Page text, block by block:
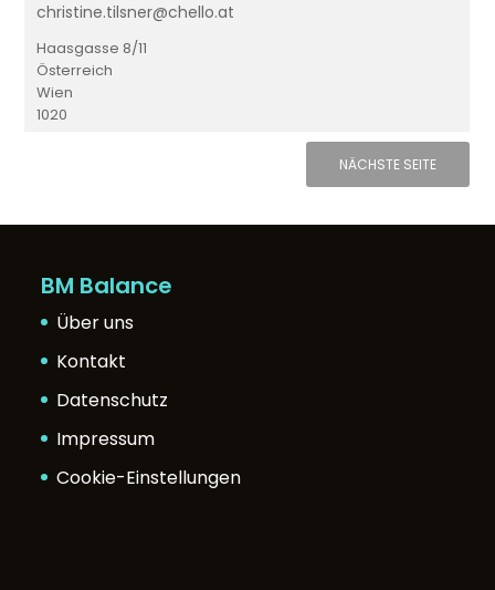
christine.tilsner@chello.at
Haasgasse 8/11
Österreich
Wien
1020
NÄCHSTE SEITE
BM Balance
Über uns
Kontakt
Datenschutz
Impressum
Cookie-Einstellungen